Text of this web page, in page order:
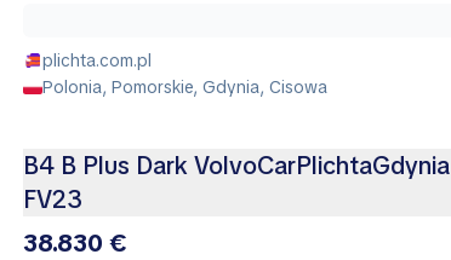
plichta.com.pl
Polonia, Pomorskie, Gdynia, Cisowa
B4 B Plus Dark VolvoCarPlichtaGdynia
FV23
38.830 €